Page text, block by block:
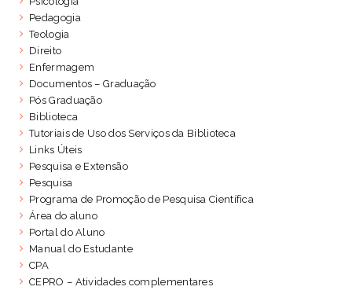
Pedagogia
Teologia
Direito
Enfermagem
Documentos – Graduação
Pós Graduação
Biblioteca
Tutoriais de Uso dos Serviços da Biblioteca
Links Úteis
Pesquisa e Extensão
Pesquisa
Programa de Promoção de Pesquisa Científica
Área do aluno
Portal do Aluno
Manual do Estudante
CPA
CEPRO – Atividades complementares